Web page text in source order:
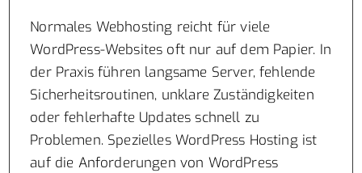
Normales Webhosting reicht für viele
WordPress-Websites oft nur auf dem Papier. In
der Praxis führen langsame Server, fehlende
Sicherheitsroutinen, unklare Zuständigkeiten
oder fehlerhafte Updates schnell zu
Problemen. Spezielles WordPress Hosting ist
auf die Anforderungen von WordPress